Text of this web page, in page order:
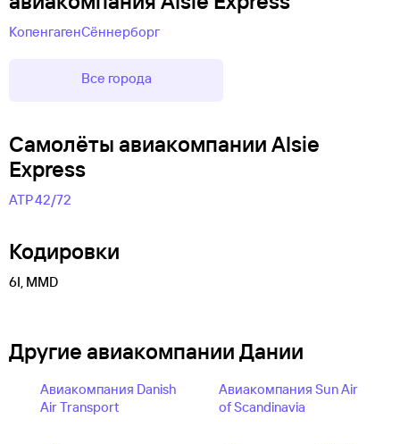
КопенгагенСённерборг
Все города
Самолëты авиакомпании Alsie
Express
АТР 42/72
Кодировки
6I, MMD
Другие авиакомпании Дании
Авиакомпания Danish
Air Transport
Авиакомпания Sun Air
of Scandinavia